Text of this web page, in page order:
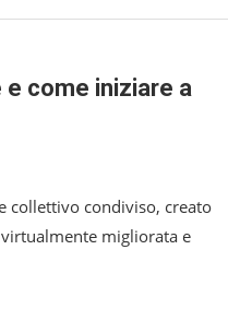
e come iniziare a
collettivo condiviso, creato
migliorata e